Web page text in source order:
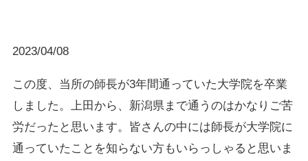
2023/04/08
この度、当所の師長が3年間通っていた大学院を卒業
しました。上田から、新潟県まで通うのはかなりご苦
労だったと思います。皆さんの中には師長が大学院に
通っていたことを知らない方もいらっしゃると思いま